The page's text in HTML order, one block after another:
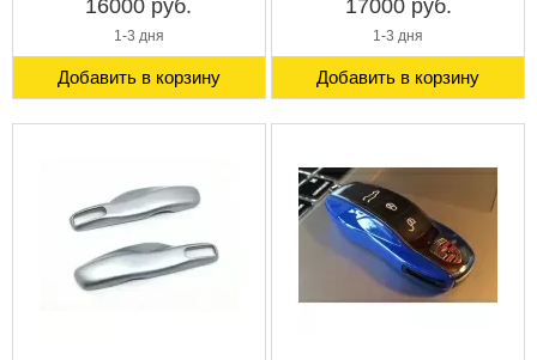
16000 руб.
1-3 дня
Добавить в корзину
17000 руб.
1-3 дня
Добавить в корзину